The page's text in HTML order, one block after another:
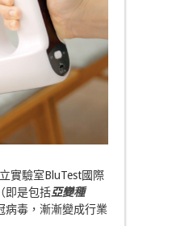
實驗室BluTest國際
即是包括亞變種
病毒，漸漸變成行業